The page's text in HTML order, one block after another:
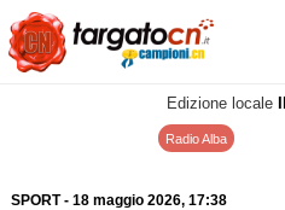
Edizione locale
Radio Alba
SPORT- 18 maggio 2026, 17:38